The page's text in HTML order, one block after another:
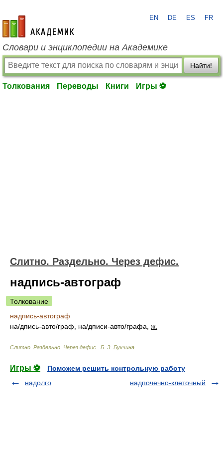
academic.ru
EN DE ES FR
Словари и энциклопедии на Академике
Найти!
Толкования Переводы Книги Игры ⚽
Слитно. Раздельно. Через дефис.
надпись-автограф
Толкование
надпись-автограф
на/дпись-авто/граф, на/дписи-авто/графа, ж.
Слитно. Раздельно. Через дефис. Б. З. Букчина
Игры ⚽
Поможем решить контрольную работу
надолго
надпочечно-клеточный